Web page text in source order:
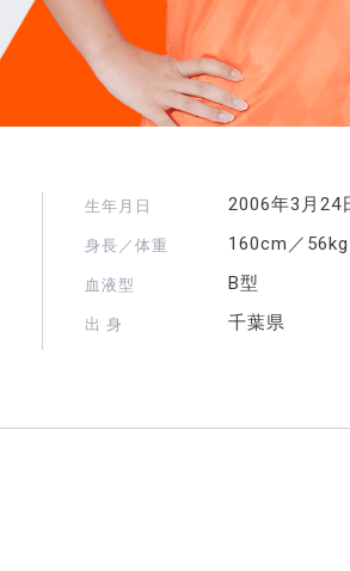
生年月日 2006年3月24
身長／体重 160cm／56kg
血液型 B型
出 身 千葉県